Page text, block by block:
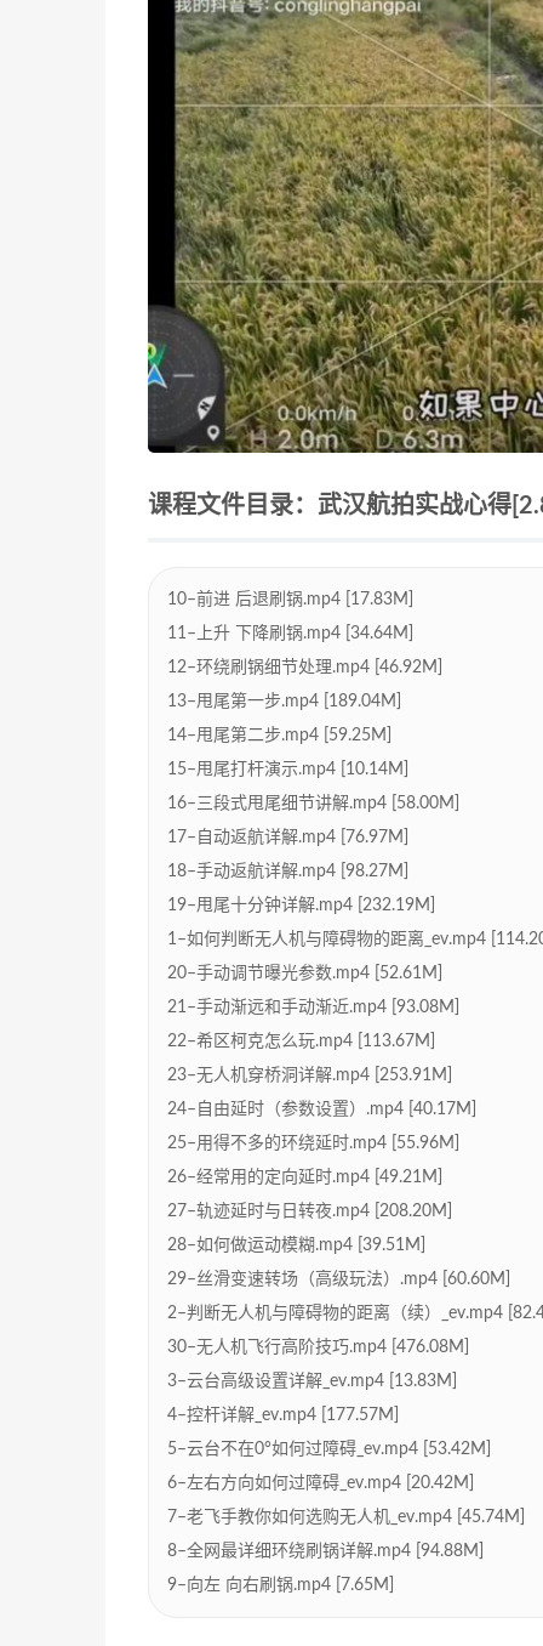
课程文件目录：武汉航拍实战心得
10–前进 后退刷锅.mp4 [17.83M]
11–上升 下降刷锅.mp4 [34.64M]
12–环绕刷锅细节处理.mp4 [46.92M]
13–甩尾第一步.mp4 [189.04M]
14–甩尾第二步.mp4 [59.25M]
15–甩尾打杆演示.mp4 [10.14M]
16–三段式甩尾细节讲解.mp4 [58.00M]
17–自动返航详解.mp4 [76.97M]
18–手动返航详解.mp4 [98.27M]
19–甩尾十分钟详解.mp4 [232.19M]
1–如何判断无人机与障碍物的距离_ev.mp4
20–手动调节曝光参数.mp4 [52.61M]
21–手动渐远和手动渐近.mp4 [93.08M]
22–希区柯克怎么玩.mp4 [113.67M]
23–无人机穿桥洞详解.mp4 [253.91M]
24–自由延时（参数设置）.mp4 [40.17M]
25–用得不多的环绕延时.mp4 [55.96M]
26–经常用的定向延时.mp4 [49.21M]
27–轨迹延时与日转夜.mp4 [208.20M]
28–如何做运动模糊.mp4 [39.51M]
29–丝滑变速转场（高级玩法）.mp4 [60.60M]
2–判断无人机与障碍物的距离（续）_ev.mp4
30–无人机飞行高阶技巧.mp4 [476.08M]
3–云台高级设置详解_ev.mp4 [13.83M]
4–控杆详解_ev.mp4 [177.57M]
5–云台不在0°如何过障碍_ev.mp4 [53.42M]
6–左右方向如何过障碍_ev.mp4 [20.42M]
7–老飞手教你如何选购无人机_ev.mp4 [45.74M]
8–全网最详细环绕刷锅详解.mp4 [94.88M]
9–向左 向右刷锅.mp4 [7.65M]